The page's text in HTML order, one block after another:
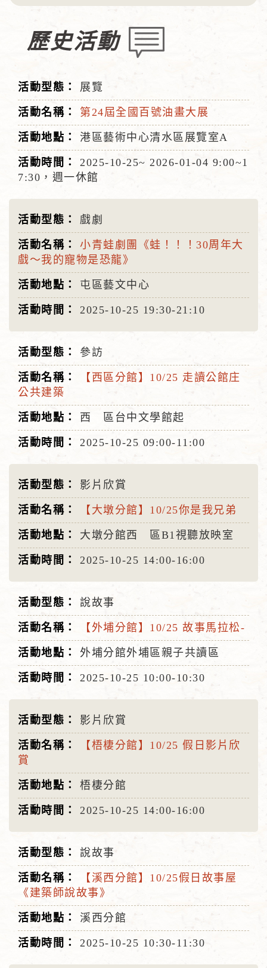
歷史活動
展覽
第24屆全國百號油畫大展
港區藝術中心清水區展覽室A
2025-10-25~ 2026-01-04 9:00~1
7:30，週一休館
戲劇
小青蛙劇團《蛙！！！30周年大
戲〜我的寵物是恐龍》
屯區藝文中心
2025-10-25 19:30-21:10
參訪
【西區分館】10/25 走讀公館庄
公共建築
西 區台中文學館起
2025-10-25 09:00-11:00
影片欣賞
【大墩分館】10/25你是我兄弟
大墩分館西 區B1視聽放映室
2025-10-25 14:00-16:00
說故事
【外埔分館】10/25 故事馬拉松-
外埔分館外埔區親子共讀區
2025-10-25 10:00-10:30
影片欣賞
【梧棲分館】10/25 假日影片欣
賞
梧棲分館
2025-10-25 14:00-16:00
說故事
【溪西分館】10/25假日故事屋
《建築師說故事》
溪西分館
2025-10-25 10:30-11:30